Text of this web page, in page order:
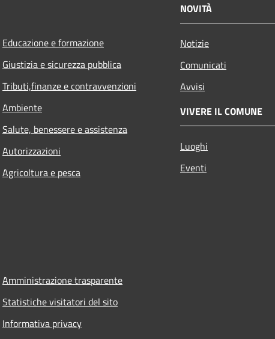
Educazione e formazione
Giustizia e sicurezza pubblica
Tributi,finanze e contravvenzioni
Ambiente
Salute, benessere e assistenza
Autorizzazioni
Agricoltura e pesca
NOVITÀ
Notizie
Comunicati
Avvisi
VIVERE IL COMUNE
Luoghi
Eventi
Amministrazione trasparente
Statistiche visitatori del sito
Informativa privacy